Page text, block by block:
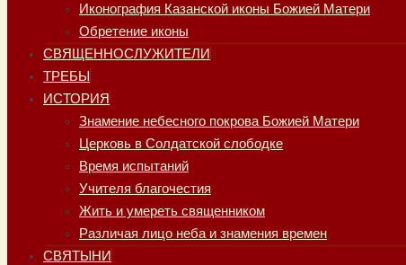
Иконография Казанской иконы Божией Матери
Обретение иконы
СВЯЩЕННОСЛУЖИТЕЛИ
ТРЕБЫ
ИСТОРИЯ
Знамение небесного покрова Божией Матери
Церковь в Солдатской слободке
Время испытаний
Учителя благочестия
Жить и умереть священником
Различая лицо неба и знамения времен
СВЯТЫНИ